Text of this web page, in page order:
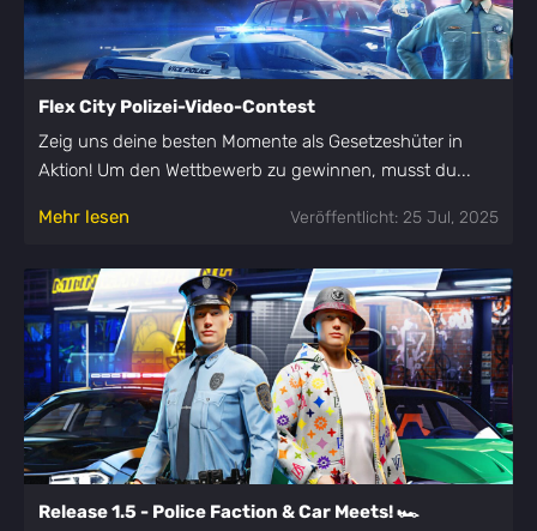
Flex City Polizei-Video-Contest
Zeig uns deine besten Momente als Gesetzeshüter in
Aktion! Um den Wettbewerb zu gewinnen, musst du...
Mehr lesen Veröffentlicht: 25 Jul, 2025
Release 1.5 - Police Faction & Car Meets! 🏎️